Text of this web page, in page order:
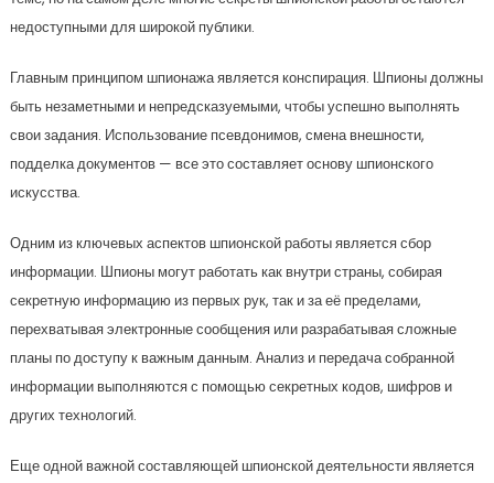
недоступными для широкой публики.
Главным принципом шпионажа является конспирация. Шпионы должны
быть незаметными и непредсказуемыми, чтобы успешно выполнять
свои задания. Использование псевдонимов, смена внешности,
подделка документов — все это составляет основу шпионского
искусства.
Одним из ключевых аспектов шпионской работы является сбор
информации. Шпионы могут работать как внутри страны, собирая
секретную информацию из первых рук, так и за её пределами,
перехватывая электронные сообщения или разрабатывая сложные
планы по доступу к важным данным. Анализ и передача собранной
информации выполняются с помощью секретных кодов, шифров и
других технологий.
Еще одной важной составляющей шпионской деятельности является